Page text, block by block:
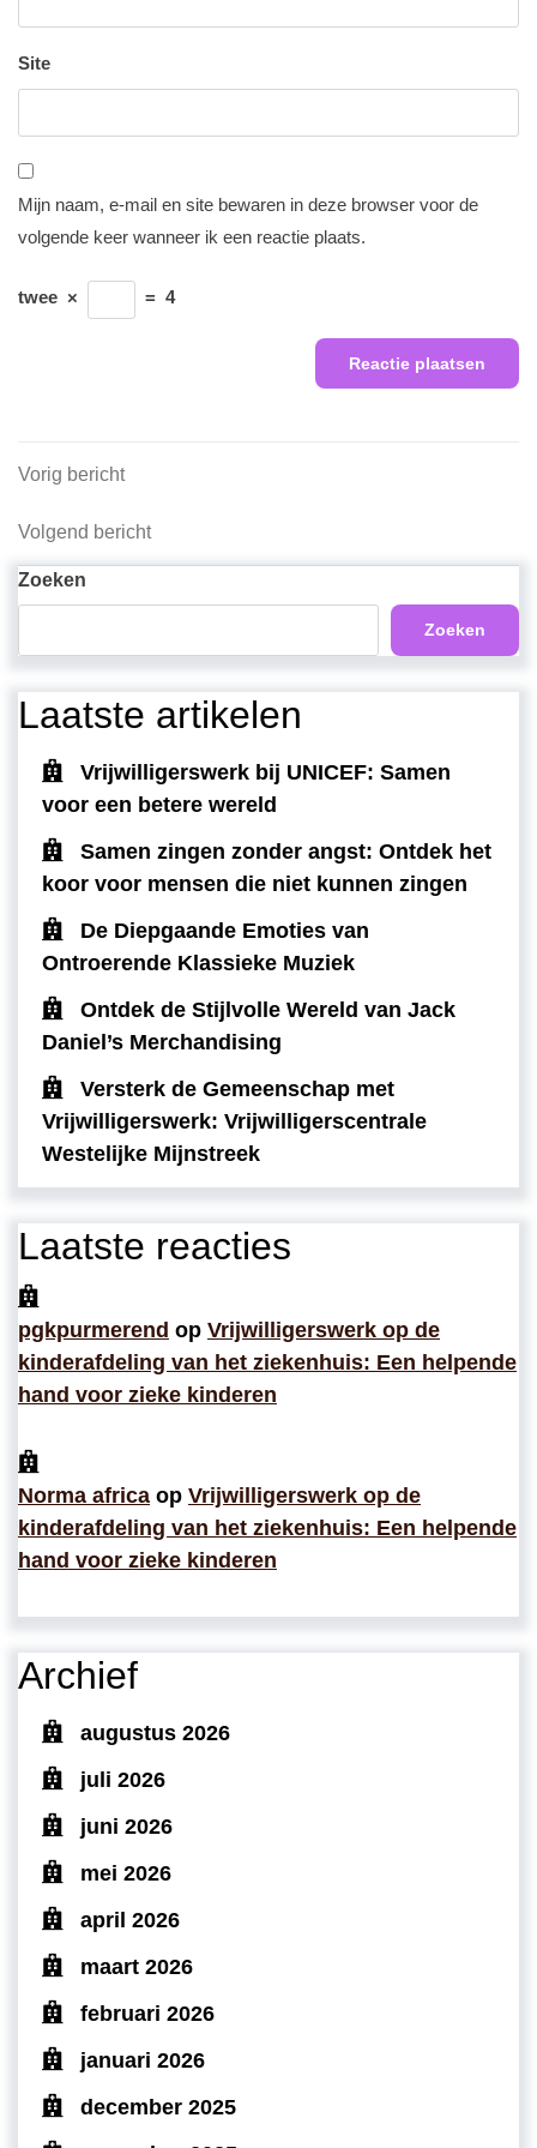
Site
Mijn naam, e-mail en site bewaren in deze browser voor de
volgende keer wanneer ik een reactie plaats.
twee × = 4
Berichtnavigatie
Vorig
Vorig bericht
Volgend
Volgend bericht
Zoeken
Zoeken
Laatste artikelen
Vrijwilligerswerk bij UNICEF: Samen
voor een betere wereld
Samen zingen zonder angst: Ontdek het
koor voor mensen die niet kunnen zingen
De Diepgaande Emoties van
Ontroerende Klassieke Muziek
Ontdek de Stijlvolle Wereld van Jack
Daniel’s Merchandising
Versterk de Gemeenschap met
Vrijwilligerswerk: Vrijwilligerscentrale
Westelijke Mijnstreek
Laatste reacties
pgkpurmerend op Vrijwilligerswerk op de
kinderafdeling van het ziekenhuis: Een helpende
hand voor zieke kinderen
Norma africa op Vrijwilligerswerk op de
kinderafdeling van het ziekenhuis: Een helpende
hand voor zieke kinderen
Archief
augustus 2026
juli 2026
juni 2026
mei 2026
april 2026
maart 2026
februari 2026
januari 2026
december 2025